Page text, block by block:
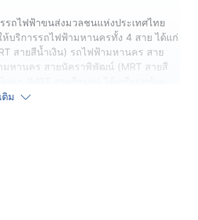
รถไฟฟ้าขนส่งมวลชนแห่งประเทศไทย
บริการรถไฟฟ้ามหานครทั้ง 4 สาย ได้แก่
สายสีน้ำเงิน) รถไฟฟ้ามหานคร สาย
มหานคร สายนัคราพิพัฒน์ (MRT สายสี
กการะพระศพ สมเด็จพระเจ้าลูกเธอ เจ้า
ติม